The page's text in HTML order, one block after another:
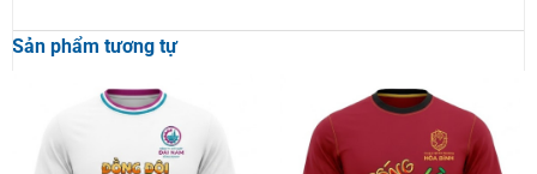
Sản phẩm tương tự